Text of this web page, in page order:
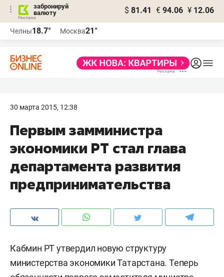
забронируй
валюту
$ 81.41 € 94.06 ¥ 12.06
Челны18.7° Москва21°
30 марта 2015, 12:38
Первым замминистра
экономики РТ стал глава
департамента развития
предпринимательства
Кабмин РТ утвердил новую структуру
министерства экономики Татарстана. Теперь